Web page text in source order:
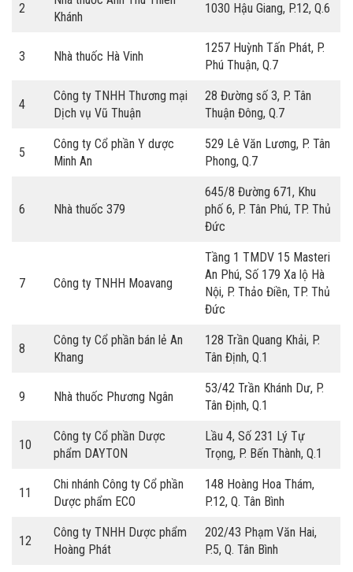
2
Khánh
1030 Hậu Giang, P.12, Q.6
3 Nhà thuốc Hà Vinh
1257 Huỳnh Tấn Phát, P.
Phú Thuận, Q.7
4
Công ty TNHH Thương mại
Dịch vụ Vũ Thuận
28 Đường số 3, P. Tân
Thuận Đông, Q.7
5
Công ty Cổ phần Y dược
Minh An
529 Lê Văn Lương, P. Tân
Phong, Q.7
6 Nhà thuốc 379
645/8 Đường 671, Khu
phố 6, P. Tân Phú, TP. Thủ
Đức
7 Công ty TNHH Moavang
Tầng 1 TMDV 15 Masteri
An Phú, Số 179 Xa lộ Hà
Nội, P. Thảo Điền, TP. Thủ
Đức
8
Công ty Cổ phần bán lẻ An
Khang
128 Trần Quang Khải, P.
Tân Định, Q.1
9 Nhà thuốc Phương Ngân
53/42 Trần Khánh Dư, P.
Tân Định, Q.1
10
Công ty Cổ phần Dược
phẩm DAYTON
Lầu 4, Số 231 Lý Tự
Trọng, P. Bến Thành, Q.1
11
Chi nhánh Công ty Cổ phần
Dược phẩm ECO
148 Hoàng Hoa Thám,
P.12, Q. Tân Bình
12
Công ty TNHH Dược phẩm
Hoàng Phát
202/43 Phạm Văn Hai,
P.5, Q. Tân Bình